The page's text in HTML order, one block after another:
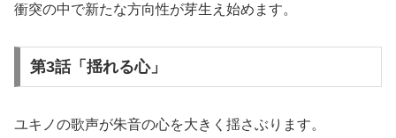
衝突の中で新たな方向性が芽生え始めます。
第3話「揺れる心」
ユキノの歌声が朱音の心を大きく揺さぶります。